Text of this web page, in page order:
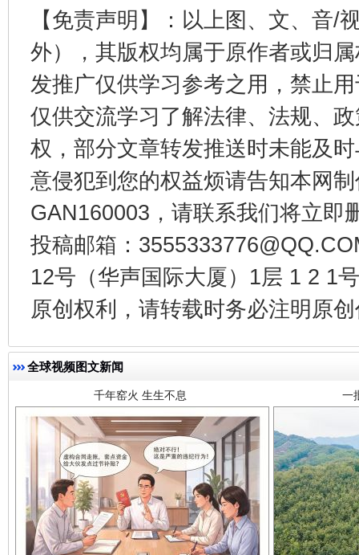
【免责声明】：以上图、文、音/
外），其版权均属于原作者或归
发推广仅供学习参考之用，禁止
仅供交流学习了解法律、法规、
权，部分文章转发推送时未能及
意侵犯到您的权益烦请告知本网
GAN160003，请联系我们将立即
投稿邮箱：
12号（华声国际大厦）1层 1 2 1
原创权利，请转载时务必注明原
全球视频图文新闻
东山县通报“牛蛙产品抗生素超标问题” 法
揭开“小金库”的免责幌子